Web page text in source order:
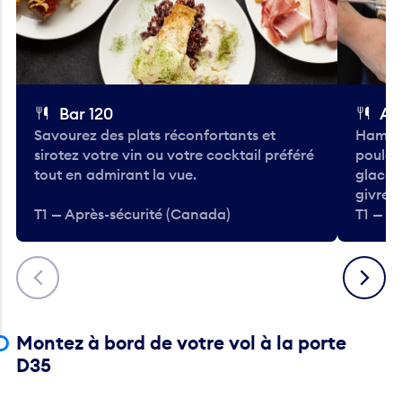
Précédent
Bar 120
Savourez des plats réconfortants et
sirotez votre vin ou votre cocktail préféré
tout en admirant la vue.
T1 — Après-sécurité (Canada)
poulet
T1 —
Suivant
Montez à bord de votre vol à la porte
D35